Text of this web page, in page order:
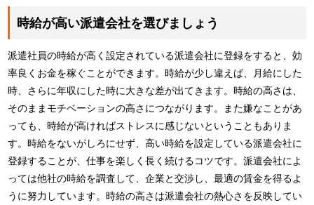
時給が高い派遣会社を選びましょう
派遣社員の時給が高く設定されている派遣会社に登録をすると、効
率良くお金を稼ぐことができます。時給が少し違えば、月給にした
時、さらに年収にした時に大きな差が出てきます。時給の高さは、
そのままモチベーションの高さにつながります。また嫌なことがあ
っても、時給が高ければストレスに感じないということもありま
す。時給をないがしろにせず、高い時給を設定している派遣会社に
登録することが、仕事を楽しく長く続けるコツです。派遣会社によ
っては他社の時給を調査して、企業と交渉し、最適の賃金を得るよ
うに努力しています。時給の高さは派遣会社の熱心さを反映してい